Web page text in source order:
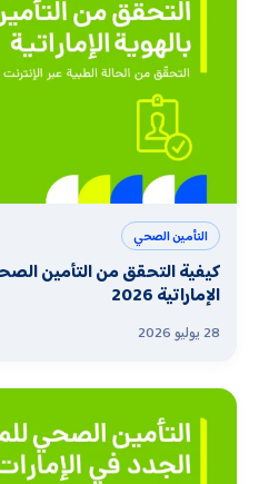
التأمين الصحي
كيفية التحقق من التأمين
الإماراتية 2026
28 يوليو 2026